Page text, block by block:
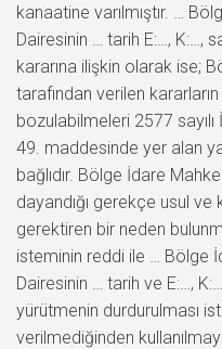
kanaatine varılmıştır. …
Dairesinin … tarih E:…, K:…,
kararına ilişkin olarak ise;
tarafından verilen
bozulabilmeleri 2577 sayılı
49. maddesinde yer alan
bağlıdır. Bölge İdare
dayandığı gerekçe usul ve
gerektiren bir neden
isteminin reddi ile … Bölge
Dairesinin … tarih ve E:…,
yürütmenin durdurulması
verilmediğinden